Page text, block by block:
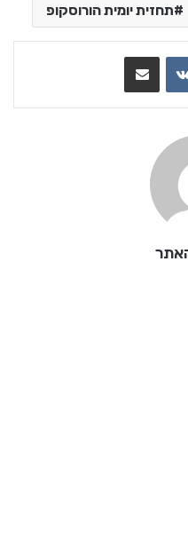
תחזית יומית הורוסקופ
VKontakte